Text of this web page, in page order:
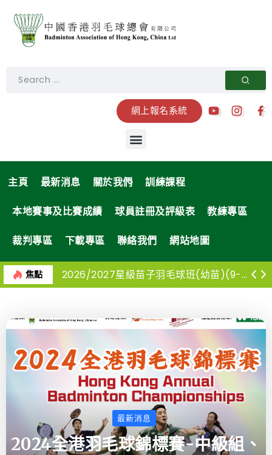
網上報名系統
主頁 最新消息 關於我們 訓練課程
本地賽事及比賽成績 球員註冊及評級表 教練專區
裁判專區 下載專區 聯絡我們 網站地圖
焦點 2026/2027星級苗子羽毛球班(幼苗)(9-12月)
最新消息
2024全港羽毛球錦標賽-中級組、